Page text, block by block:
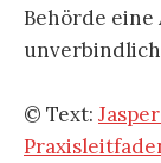
Behörde
© Text: